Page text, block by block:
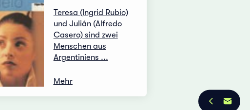
Teresa (Ingrid Rubio)
und Julián (Alfredo
Casero) sind zwei
Menschen aus
Argentiniens ...
Mehr